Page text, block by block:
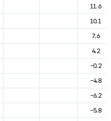
11.6
10.1
7.6
4.2
-0.2
-4.8
-6.2
-5.8